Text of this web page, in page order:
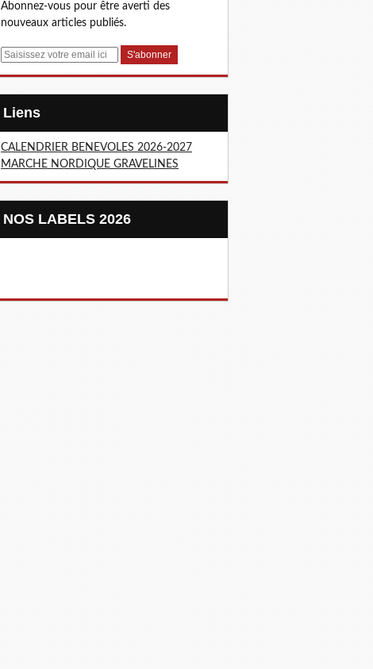
Abonnez-vous pour être averti des
nouveaux articles publiés.
E
Liens
CALENDRIER BENEVOLES 2026-2027
MARCHE NORDIQUE GRAVELINES
NOS LABELS 2026